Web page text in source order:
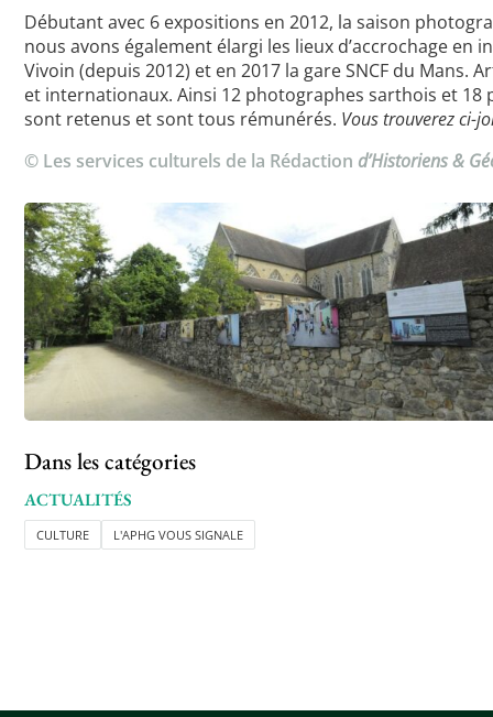
Débutant avec 6 expositions en 2012, la saison
nous avons également élargi les lieux d’accrochage en
Vivoin (depuis 2012) et en 2017 la gare SNCF du
et internationaux. Ainsi 12 photographes sarthois et
sont retenus et sont tous rémunérés. Vous trouverez ci-
© Les services culturels de la Rédaction d’Historiens &
Dans les catégories
ACTUALITÉS
CULTURE L'APHG VOUS SIGNALE